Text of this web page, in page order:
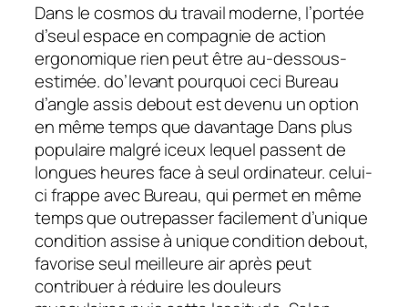
Dans le cosmos du travail moderne, l’portée
d’seul espace en compagnie de action
ergonomique rien peut être au-dessous-
estimée. do’levant pourquoi ceci Bureau
d’angle assis debout est devenu un option
en même temps que davantage Dans plus
populaire malgré iceux lequel passent de
longues heures face à seul ordinateur. celui-
ci frappe avec Bureau, qui permet en même
temps que outrepasser facilement d’unique
condition assise à unique condition debout,
favorise seul meilleure air après peut
contribuer à réduire les douleurs